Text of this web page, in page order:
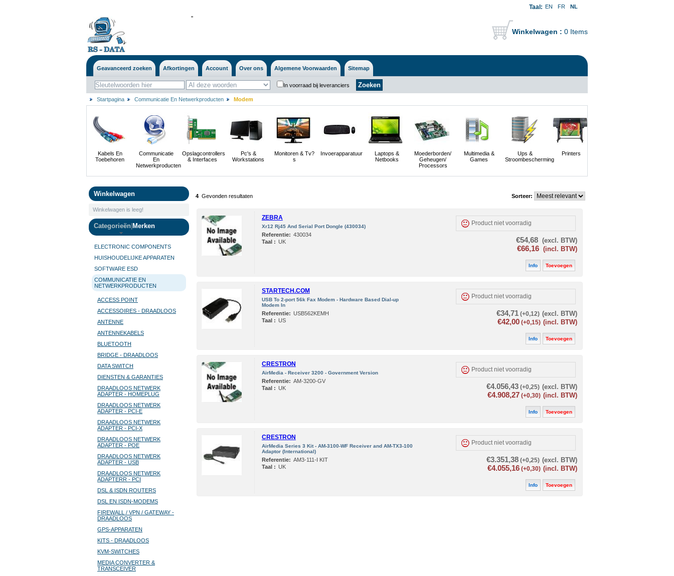
Taal: EN FR
NL
''
Winkelwagen : 0 Items
Geavanceerd zoeken Afkortingen Account Over ons Algemene Voorwaarden Sitemap
In voorraad bij leveranciers
Startpagina Communicatie En Netwerkproducten Modem
Kabels En
Toebehoren
Communicatie
En
Netwerkproducten
Opslagcontrollers
& Interfaces
Pc's &
Workstations
Monitoren & Tv?
s
Invoerapparatuur
Laptops &
Netbooks
Moederborden/
Geheugen/
Processors
Multimedia &
Games
Ups &
Stroombescherming
Printers
Winkelwagen
Winkelwagen is leeg!
Categorieën Merken
ELECTRONIC COMPONENTS
HUISHOUDELIJKE APPARATEN
SOFTWARE ESD
COMMUNICATIE EN
NETWERKPRODUCTEN
ACCESS POINT
ACCESSOIRES - DRAADLOOS
ANTENNE
ANTENNEKABELS
BLUETOOTH
BRIDGE - DRAADLOOS
DATA SWITCH
DIENSTEN & GARANTIES
DRAADLOOS NETWERK
ADAPTER - HOMEPLUG
DRAADLOOS NETWERK
ADAPTER - PCI-E
DRAADLOOS NETWERK
ADAPTER - PCI-X
DRAADLOOS NETWERK
ADAPTER - POE
DRAADLOOS NETWERK
ADAPTER - USB
DRAADLOOS NETWERK
ADAPTERR - PCI
DSL & ISDN ROUTERS
DSL EN ISDN-MODEMS
FIREWALL / VPN / GATEWAY -
DRAADLOOS
GPS-APPARATEN
KITS - DRAADLOOS
KVM-SWITCHES
MEDIA CONVERTER &
TRANSCEIVER
4 Gevonden resultaten Sorteer:
ZEBRA
Xr12 Rj45 And Serial Port Dongle (430034)
Referentie: 430034
Taal : UK
Product niet voorradig
€54,68 (excl. BTW)
€66,16 (incl. BTW)
Info Toevoegen
STARTECH.COM
USB To 2-port 56k Fax Modem - Hardware Based Dial-up
Modem In
Referentie: USB562KEMH
Taal : US
Product niet voorradig
€34,71 (+0,12) (excl. BTW)
€42,00 (+0,15) (incl. BTW)
Info Toevoegen
CRESTRON
AirMedia - Receiver 3200 - Government Version
Referentie: AM-3200-GV
Taal : UK
Product niet voorradig
€4.056,43 (+0,25) (excl. BTW)
€4.908,27 (+0,30) (incl. BTW)
Info Toevoegen
CRESTRON
AirMedia Series 3 Kit - AM-3100-WF Receiver and AM-TX3-100
Adaptor (International)
Referentie: AM3-111-I KIT
Taal : UK
Product niet voorradig
€3.351,38 (+0,25) (excl. BTW)
€4.055,16 (+0,30) (incl. BTW)
Info Toevoegen